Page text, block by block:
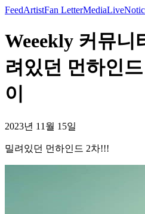
FeedArtistFan LetterMediaLive
Weeekly 커뮤니
려있던 먼하인
이
2023년 11월 15일
밀려있던 먼하인드 2차!!!